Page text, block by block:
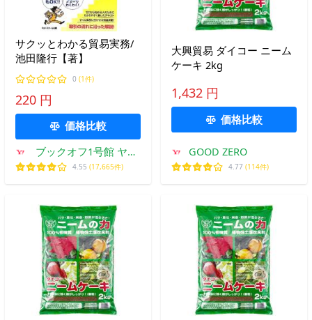
サクッとわかる貿易実務/
池田隆行【著】
0 (1件)
220 円
価格比較
ブックオフ1号館 ヤフ
ーショッピング店
4.55 (17,665件)
大興貿易 ダイコー ニーム
ケーキ 2kg
1,432 円
価格比較
GOOD ZERO
4.77 (114件)